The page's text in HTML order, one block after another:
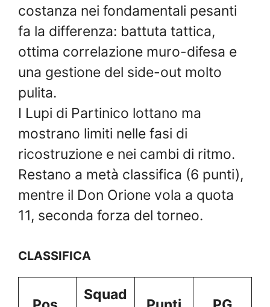
costanza nei fondamentali pesanti
fa la differenza: battuta tattica,
ottima correlazione muro-difesa e
una gestione del side-out molto
pulita.
I Lupi di Partinico lottano ma
mostrano limiti nelle fasi di
ricostruzione e nei cambi di ritmo.
Restano a metà classifica (6 punti),
mentre il Don Orione vola a quota
11, seconda forza del torneo.
CLASSIFICA
Squad